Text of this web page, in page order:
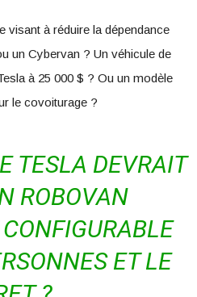
visant à réduire la dépendance
un Cybervan ? Un véhicule de
à 25 000 $ ? Ou un modèle
le covoiturage ?
TESLA DEVRAIT
ROBOVAN
ET LE